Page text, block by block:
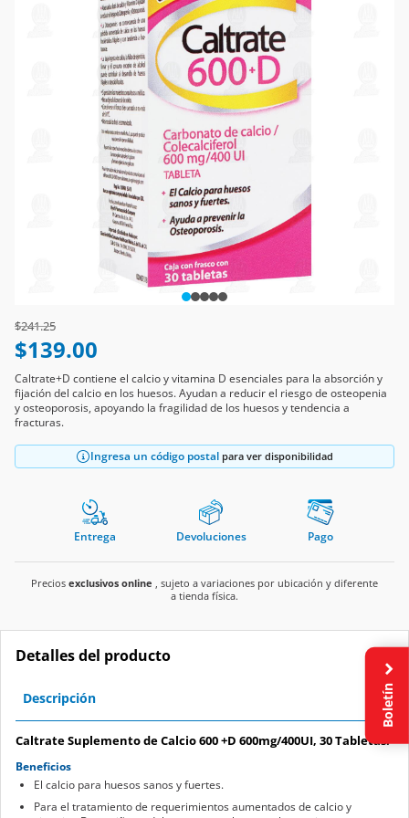
Price reduced from
$241.25to
$139.00
Caltrate+D contiene el calcio y vitamina D esenciales para la absorción y
fijación del calcio en los huesos. Ayudan a reducir el riesgo de osteopenia
y osteoporosis, apoyando la fragilidad de los huesos y tendencia a
fracturas.
Ingresa un código postal para ver disponibilidad
Entrega Devoluciones Pago
Precios exclusivos online , sujeto a variaciones por ubicación y diferente
a tienda física.
Detalles del producto
Descripción
Caltrate Suplemento de Calcio 600 +D 600mg/400UI, 30 Tabletas.
Beneficios
El calcio para huesos sanos y fuertes.
Para el tratamiento de requerimientos aumentados de calcio y
Boletín